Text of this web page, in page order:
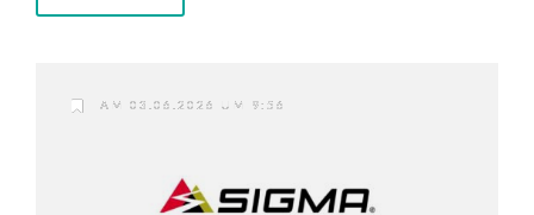
AM 03.06.2026 UM 9:56